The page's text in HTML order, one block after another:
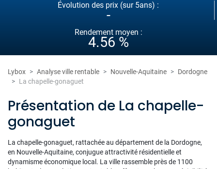
Évolution des prix (sur 5ans) :
-
Rendement moyen :
4.56 %
Lybox Analyse ville rentable Nouvelle-Aquitaine
Dordogne
La chapelle-gonaguet
Présentation de La chapelle-
gonaguet
La chapelle-gonaguet, rattachée au département de la Dordogne,
en Nouvelle-Aquitaine, conjugue attractivité résidentielle et
dynamisme économique local. La ville rassemble près de 1100